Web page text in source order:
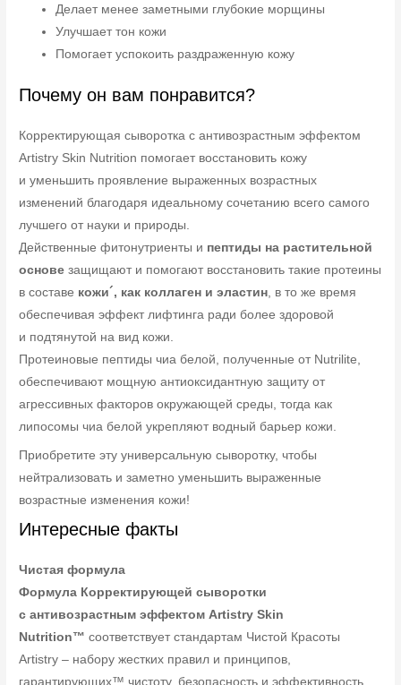
Делает менее заметными глубокие морщины
Улучшает тон кожи
Помогает успокоить раздраженную кожу
Почему он вам понравится?
Корректирующая сыворотка с антивозрастным эффектом
Artistry Skin Nutrition помогает восстановить кожу
и уменьшить проявление выраженных возрастных
изменений благодаря идеальному сочетанию всего самого
лучшего от науки и природы.
Действенные фитонутриенты и пептиды на растительной
основе защищают и помогают восстановить такие протеины
в составе кожи´, как коллаген и эластин, в то же время
обеспечивая эффект лифтинга ради более здоровой
и подтянутой на вид кожи.
Протеиновые пептиды чиа белой, полученные от Nutrilite,
обеспечивают мощную антиоксидантную защиту от
агрессивных факторов окружающей среды, тогда как
липосомы чиа белой укрепляют водный барьер кожи.
Приобретите эту универсальную сыворотку, чтобы
нейтрализовать и заметно уменьшить выраженные
возрастные изменения кожи!
Интересные факты
Чистая формула
Формула Корректирующей сыворотки
с антивозрастным эффектом Artistry Skin
Nutrition™ соответствует стандартам Чистой Красоты
Artistry – набору жестких правил и принципов,
гарантирующих™ чистоту, безопасность и эффективность